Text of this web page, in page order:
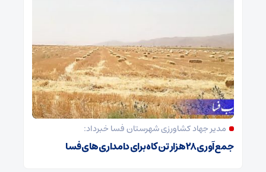
مدیر جهاد کشاورزی شهرستان فسا خبرداد:
جمع‌آوری ۲۸ هزار تن کاه برای دامداری‌های فسا